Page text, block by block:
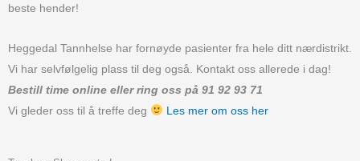
beste hender!
Heggedal Tannhelse har fornøyde pasienter fra hele ditt nærdistrikt.
Vi har selvfølgelig plass til deg også. Kontakt oss allerede i dag!
Bestill time online eller ring oss på 91 92 93 71
Vi gleder oss til å treffe deg
Les mer om oss her